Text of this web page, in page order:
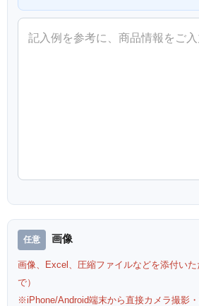
画像
画像、Excel、圧縮ファイルなどを添付い
で）
※iPhone/Android端末から直接カメラ撮影